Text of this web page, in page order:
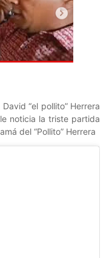
“el pollito” Herrera
noticia la triste partida
del “Pollito” Herrera